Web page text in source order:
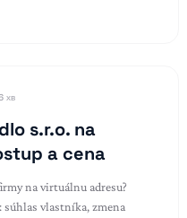
хв
s.r.o. na
a cena
na virtuálnu adresu?
súhlas vlastníka, zmena